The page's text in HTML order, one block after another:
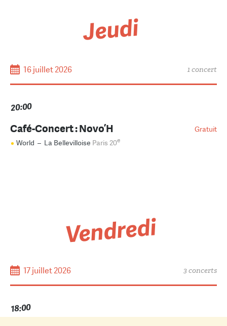
Jeudi
16 juillet 2026 1 concert
20:00
Gratuit
Café-Concert : Novo’H
World – La Bellevilloise Paris 20e
Vendredi
17 juillet 2026 3 concerts
18:00